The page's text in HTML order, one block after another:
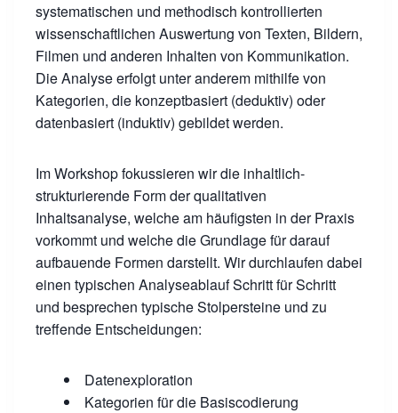
systematischen und methodisch kontrollierten
wissenschaftlichen Auswertung von Texten, Bildern,
Filmen und anderen Inhalten von Kommunikation.
Die Analyse erfolgt unter anderem mithilfe von
Kategorien, die konzeptbasiert (deduktiv) oder
datenbasiert (induktiv) gebildet werden.
Im Workshop fokussieren wir die inhaltlich-
strukturierende Form der qualitativen
Inhaltsanalyse, welche am häufigsten in der Praxis
vorkommt und welche die Grundlage für darauf
aufbauende Formen darstellt. Wir durchlaufen dabei
einen typischen Analyseablauf Schritt für Schritt
und besprechen typische Stolpersteine und zu
treffende Entscheidungen:
Datenexploration
Kategorien für die Basiscodierung